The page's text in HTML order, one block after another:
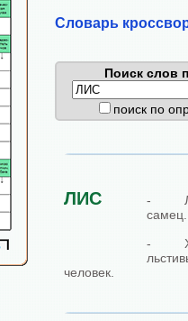
Cловарь
Поиск слов
поиск по
ЛИС
-
самец.
-
человек.